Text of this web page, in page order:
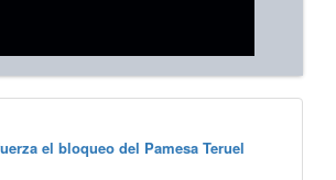
el bloqueo del Pamesa Teruel